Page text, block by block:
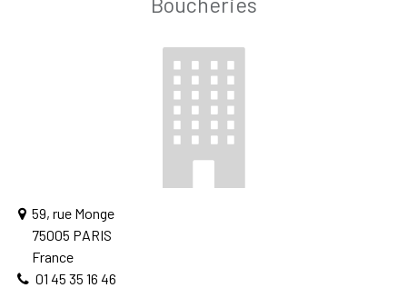
59, rue Monge
75005 PARIS
France
01 45 35 16 46